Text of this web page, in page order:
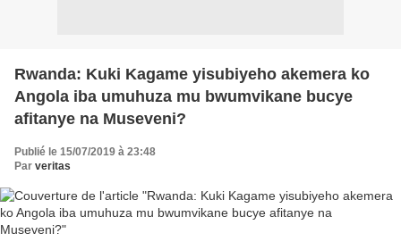
Rwanda: Kuki Kagame yisubiyeho akemera ko
Angola iba umuhuza mu bwumvikane bucye
afitanye na Museveni?
Publié le 15/07/2019 à 23:48
Par veritas